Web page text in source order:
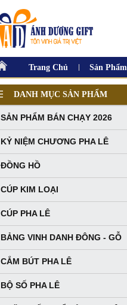
Trang Chủ Sản Phẩm
DANH MỤC SẢN PHẨM
SẢN PHẨM BÁN CHẠY 2026
KỶ NIỆM CHƯƠNG PHA LÊ
ĐỒNG HỒ
CÚP KIM LOẠI
CÚP PHA LÊ
BẢNG VINH DANH ĐÔNG - GỖ
CẮM BÚT PHA LÊ
BỘ SỐ PHA LÊ